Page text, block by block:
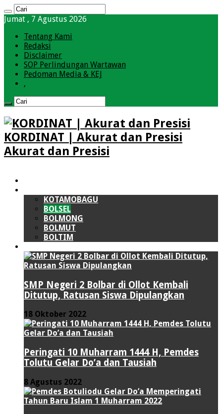
Jumat , 7 Agustus 2026
Tentang Kami
Redaksi
Disclaimer
SOP Perlindungan Wartawan
Pedoman Media & KEJ
,
KORDINAT | Akurat dan Presisi
Akurat dan Presisi
KOTAMOBAGU
BOLSEL
BOLMONG
BOLMUT
BOLTIM
SMP Negeri 2 Bolbar di Ollot Kembali
Ditutup, Ratusan Siswa Dipulangkan
18 Oktober 2022
Peringati 10 Muharram 1444 H, Pemdes
Tolutu Gelar Do’a dan Tausiah
8 Agustus 2022